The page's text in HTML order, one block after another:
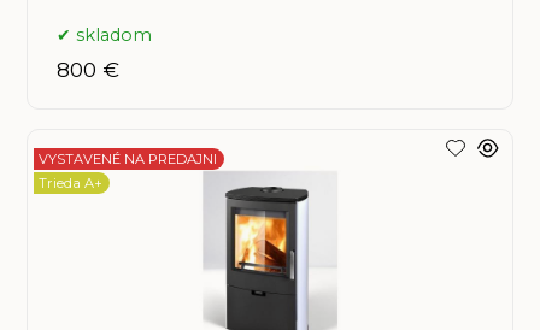
skladom
800 €
VYSTAVENÉ NA PREDAJNI
Trieda A+